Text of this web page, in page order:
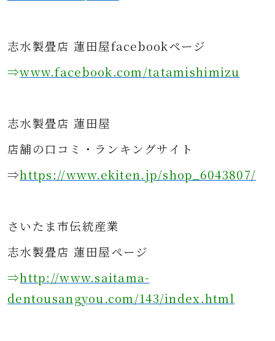
志水製畳店 蓮田屋facebookページ
⇒www.facebook.com/tatamishimizu
志水製畳店 蓮田屋
店舗の口コミ・ランキングサイト
⇒https://www.ekiten.jp/shop_6043807/
さ いたま市伝統産業
志水製畳店 蓮田屋ページ
⇒http://www.saitama-
dentousangyou.com/143/index.html